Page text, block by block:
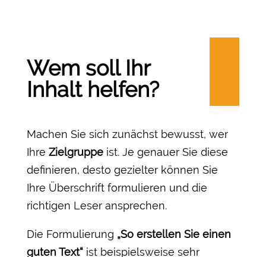
Wem soll Ihr
Inhalt helfen?
Machen Sie sich zunächst bewusst, wer
Ihre Zielgruppeist. Je genauer Sie diese
definieren, desto gezielter können Sie
Ihre Überschrift formulieren und die
richtigen Leser ansprechen.
Die Formulierung „So erstellen Sie einen
guten Text“ist beispielsweise sehr